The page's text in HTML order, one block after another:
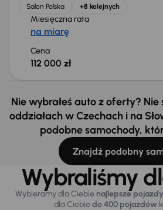
Salon Polska
+8 kolejnych
Miesięczna rata
na miarę
Cena
112 000 zł
Nie wybrałeś auto z oferty?
oddziałach w Czechach i na
podobne samochody,
Znajdź podobny
Wybraliśmy
Wybieramy dla Ciebie najlepsze pojazdy
dla Ciebiedo 400 pojazdów